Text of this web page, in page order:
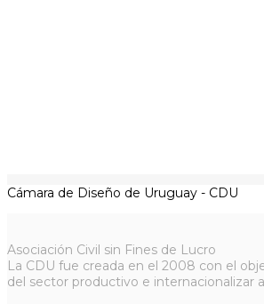
Cámara de Diseño de Uruguay - CDU
Asociación Civil sin Fines de Lucro
La CDU fue creada en el 2008 con el
del sector productivo e internacionalizar